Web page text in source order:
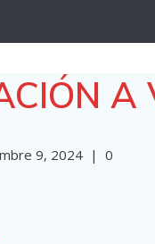
A
9, 2024 | 0